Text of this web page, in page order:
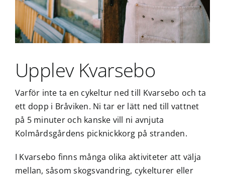
Upplev Kvarsebo
Varför inte ta en cykeltur ned till Kvarsebo och ta
ett dopp i Bråviken. Ni tar er lätt ned till vattnet
på 5 minuter och kanske vill ni avnjuta
Kolmårdsgårdens picknickkorg på stranden.
I Kvarsebo finns många olika aktiviteter att välja
mellan, såsom skogsvandring, cykelturer eller